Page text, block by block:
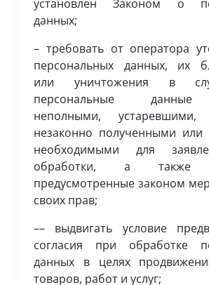
установлен Законом о
данных;
– требовать от оператора
персональных данных, их
или уничтожения в
персональные данные
неполными, устаревшими,
незаконно полученными или
необходимыми для
обработки, а также
предусмотренные законом
своих прав;
–– выдвигать условие
согласия при обработке
данных в целях
товаров, работ и услуг;